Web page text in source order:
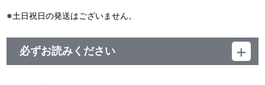
DISC 6: HEADGEAR PRESENTS 「機動警察パトレイバー」 Vol.6
Best Album “INTENTION”
くらいが好き／5. 涙のハングルドール／6. 正義が恋人-野明（ノ
ア）のバラード／7. Believe yourself Again （リミックス・ヴァー
ジョン）／8. Close to You／9. Sail Alone／10. Silent…／11. 約束
※土日祝日の発送はございません。
必ずお読みください